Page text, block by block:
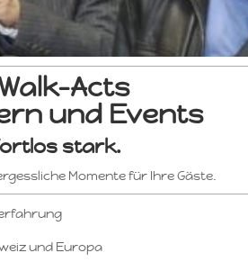
Acts
und Events
stark.
Momente für Ihre Gäste.
und Europa